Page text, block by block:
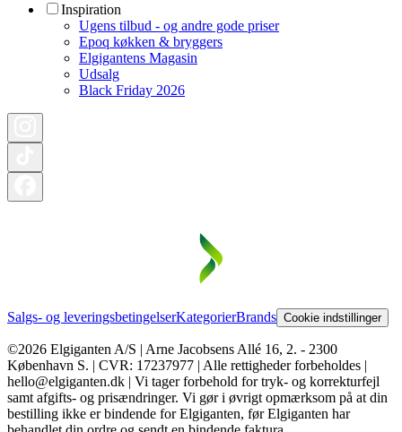
Inspiration
Ugens tilbud - og andre gode priser
Epoq køkken & bryggers
Elgigantens Magasin
Udsalg
Black Friday 2026
Salgs- og leveringsbetingelserKategorierBrands Cookie indstillinger
©2026 Elgiganten A/S | Arne Jacobsens Allé 16, 2. - 2300
København S. | CVR: 17237977 | Alle rettigheder forbeholdes |
hello@elgiganten.dk | Vi tager forbehold for tryk- og korrekturfejl
samt afgifts- og prisændringer. Vi gør i øvrigt opmærksom på at din
bestilling ikke er bindende for Elgiganten, før Elgiganten har